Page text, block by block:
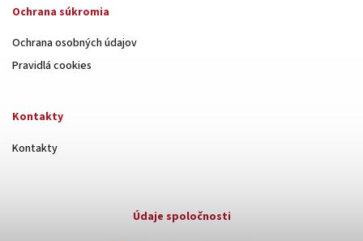
Ochrana súkromia
Ochrana osobných údajov
Pravidlá cookies
Kontakty
Kontakty
Údaje spoločnosti